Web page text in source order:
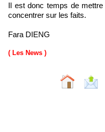
Il est donc temps de
concentrer sur les faits.
Fara DIENG
( Les News )